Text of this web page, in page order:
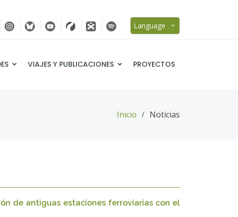
Language
VIAJES Y PUBLICACIONES PROYECTOS
Inicio Noticias
de antiguas estaciones ferroviarias con el